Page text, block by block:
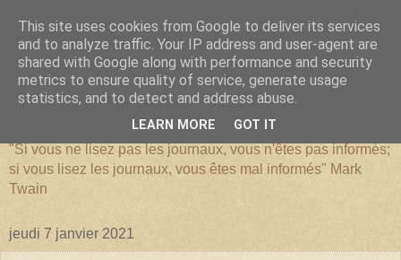
SERIATIM
"Si vous ne lisez pas les journaux, vous n'êtes pas informés;
si vous lisez les journaux, vous êtes mal informés" Mark
Twain
jeudi 7 janvier 2021
This site uses cookies from Google to deliver its services
and to analyze traffic. Your IP address and user-agent are
shared with Google along with performance and security
metrics to ensure quality of service, generate usage
statistics, and to detect and address abuse.
LEARN MORE GOT IT